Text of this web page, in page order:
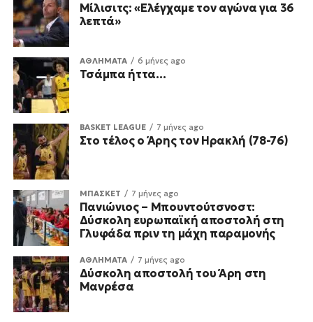
Μίλισιτς: «Ελέγχαμε τον αγώνα για 36
λεπτά»
ΑΘΛΗΜΑΤΑ 6 μήνες ago
Τσάμπα ήττα…
BASKET LEAGUE 7 μήνες ago
Στο τέλος ο Άρης τον Ηρακλή (78-76)
ΜΠΑΣΚΕΤ 7 μήνες ago
Πανιώνιος – Μπουντούτσνοστ:
Δύσκολη ευρωπαϊκή αποστολή στη
Γλυφάδα πριν τη μάχη παραμονής
ΑΘΛΗΜΑΤΑ 7 μήνες ago
Δύσκολη αποστολή του Άρη στη
Μανρέσα